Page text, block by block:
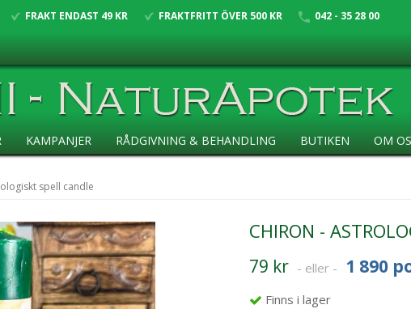
FRAKT ENDAST 49 KR FRAKTFRITT ÖVER 500 KR 042 - 35 28 00
KAMPANJER RÅDGIVNING & BEHANDLING BUTIKEN OM
spell candle
CHIRON -
79 kr - eller - 1 890
Finns i lager